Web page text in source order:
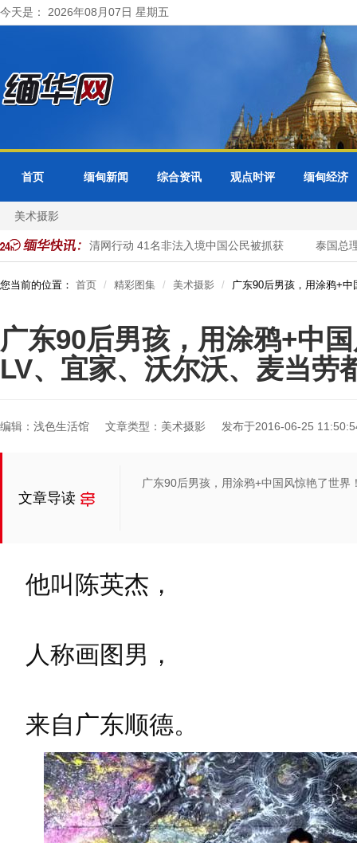
今天是： 2026年08月07日 星期五
首页 缅甸新闻 综合资讯 观点时评 缅甸经济
美术摄影
方开展清网行动 41名非法入境中国公民被抓获 泰国总理与缅甸
您当前的位置： 首页 精彩图集 美术摄影 广东90后男孩，用涂鸦+
广东90后男孩，用涂鸦+中
LV、宜家、沃尔沃、麦当劳
编辑：浅色生活馆 文章类型：美术摄影 发布于2016-06-25
文章导读
广东90后男孩，用涂鸦+中国风惊艳了世
他叫陈英杰，
人称画图男，
来自广东顺德。